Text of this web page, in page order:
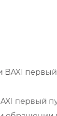
первый
первый